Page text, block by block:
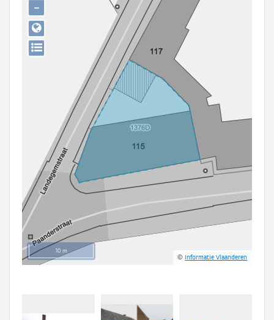
Persoon of collectief
Downloads
10 m
©Informatie Vlaanderen
−